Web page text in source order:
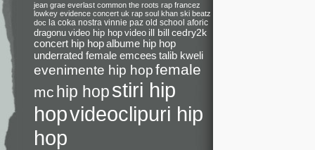
jean grae everlast common the roots rap francez
lowkey evidence concert uk rap soul khan ski beatz
doc la coka nostra vinnie paz old school aforic
dragonu video hip hop video ill bill cedry2k
concert hip hopalbume hip hop
underrated female emcees talib kweli
evenimente hip hopfemale
mc hip hopstiri hip
hopvideoclipuri hip
hop